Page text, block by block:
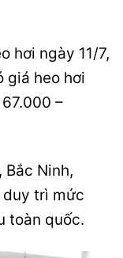
hơi ngày 11/7,
giá heo hơi
–
Bắc Ninh,
duy trì mức
toàn quốc.